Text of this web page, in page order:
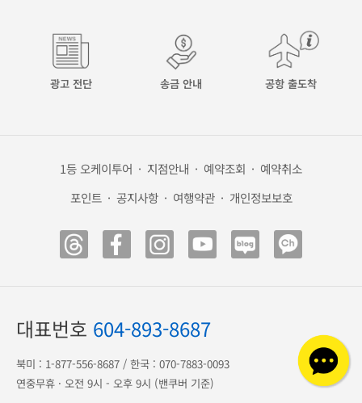
광고 전단 송금 안내 공항 출도착
1등 오케이투어 · 지점안내 · 예약조회 · 예약취소
포인트 · 공지사항 · 여행약관 · 개인정보보호
대표번호 604-893-8687
북미 : 1-877-556-8687 / 한국 : 070-7883-0093
연중무휴 · 오전 9시 - 오후 9시 (밴쿠버 기준)